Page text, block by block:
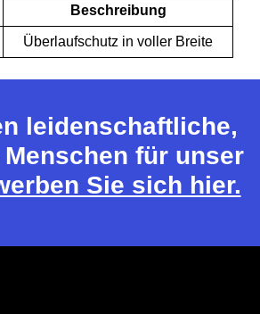
Beschreibung
Überlaufschutz in voller Breite
leidenschaftliche,
für unser
Sie sich hier.